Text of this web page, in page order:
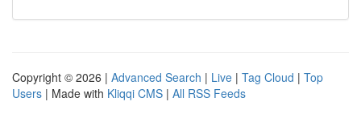
Copyright © 2026 | Advanced Search | Live | Tag Cloud | Top
Users | Made with Kliqqi CMS | All RSS Feeds